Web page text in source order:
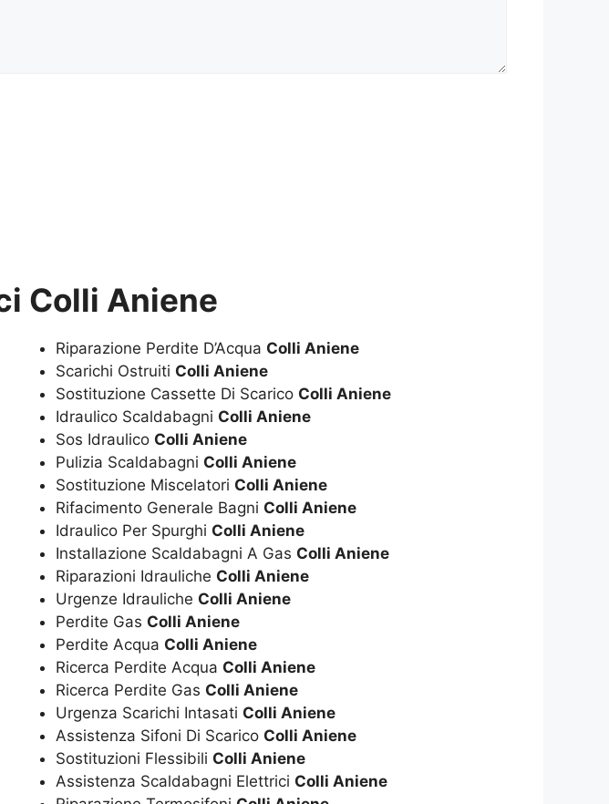
Colli Aniene
Riparazione Perdite D’Acqua Colli Aniene
Scarichi Ostruiti Colli Aniene
Sostituzione Cassette Di Scarico Colli Aniene
Idraulico Scaldabagni Colli Aniene
Sos Idraulico Colli Aniene
Pulizia Scaldabagni Colli Aniene
Sostituzione Miscelatori Colli Aniene
Rifacimento Generale Bagni Colli Aniene
Idraulico Per Spurghi Colli Aniene
Installazione Scaldabagni A Gas Colli Aniene
Riparazioni Idrauliche Colli Aniene
Urgenze Idrauliche Colli Aniene
Perdite Gas Colli Aniene
Perdite Acqua Colli Aniene
Ricerca Perdite Acqua Colli Aniene
Ricerca Perdite Gas Colli Aniene
Urgenza Scarichi Intasati Colli Aniene
Assistenza Sifoni Di Scarico Colli Aniene
Sostituzioni Flessibili Colli Aniene
Assistenza Scaldabagni Elettrici Colli Aniene